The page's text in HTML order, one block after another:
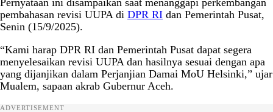
pembahasan revisi UUPA di DPR RI dan Pemerintah Pusat,
Senin (15/9/2025).
“Kami harap DPR RI dan Pemerintah Pusat dapat segera
menyelesaikan revisi UUPA dan hasilnya sesuai dengan apa
yang dijanjikan dalam Perjanjian Damai MoU Helsinki,” ujar
Mualem, sapaan akrab Gubernur Aceh.
ADVERTISEMENT